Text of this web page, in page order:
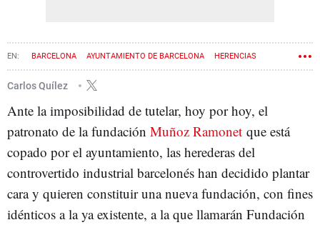
BARCELONA AYUNTAMIENTO DE BARCELONA HERENCIAS
Carlos Quílez
Ante la imposibilidad de tutelar, hoy por hoy, el
patronato de la fundación Muñoz Ramonet que está
copado por el ayuntamiento, las herederas del
controvertido industrial barcelonés han decidido plantar
cara y quieren constituir una nueva fundación, con fines
idénticos a la ya existente, a la que llamarán Fundación